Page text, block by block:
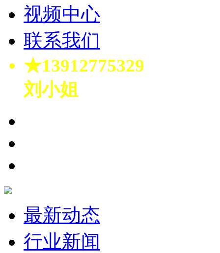
视频中心
联系我们
★13912775329
刘小姐
最新动态
行业新闻